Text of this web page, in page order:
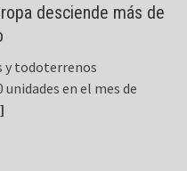
desciende más de
y todoterrenos
en el mes de